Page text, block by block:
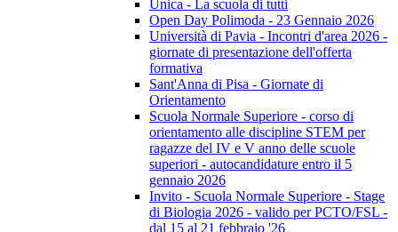
Unica - La scuola di tutti
Open Day Polimoda - 23 Gennaio 2026
Università di Pavia - Incontri d'area 2026 -
giornate di presentazione dell'offerta
formativa
Sant'Anna di Pisa - Giornate di
Orientamento
Scuola Normale Superiore - corso di
orientamento alle discipline STEM per
ragazze del IV e V anno delle scuole
superiori - autocandidature entro il 5
gennaio 2026
Invito - Scuola Normale Superiore - Stage
di Biologia 2026 - valido per PCTO/FSL -
dal 15 al 21 febbraio '26